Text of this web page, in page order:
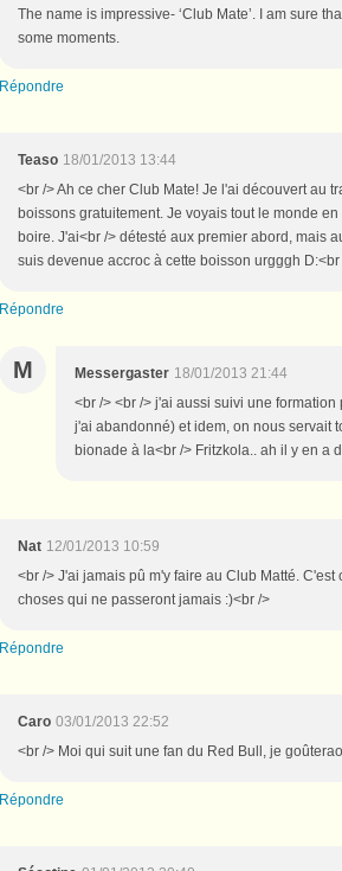
The name is impressive- ‘Club Mate’. I am sure
some moments.
Répondre
Teaso 18/01/2013 13:44
<br /> Ah ce cher Club Mate! Je l'ai découvert au
boissons gratuitement. Je voyais tout le monde
boire. J'ai<br /> détesté aux premier abord, mais
suis devenue accroc à cette boisson urgggh D:<br
Répondre
M Messergaster 18/01/2013 21:44
<br /> <br /> j'ai aussi suivi une
j'ai abandonné) et idem, on nous servait
bionade à la<br /> Fritzkola.. ah il y en a
Nat 12/01/2013 10:59
<br /> J'ai jamais pû m'y faire au Club Matté.
choses qui ne passeront jamais :)<br />
Répondre
Caro 03/01/2013 22:52
<br /> Moi qui suit une fan du Red Bull, je
Répondre